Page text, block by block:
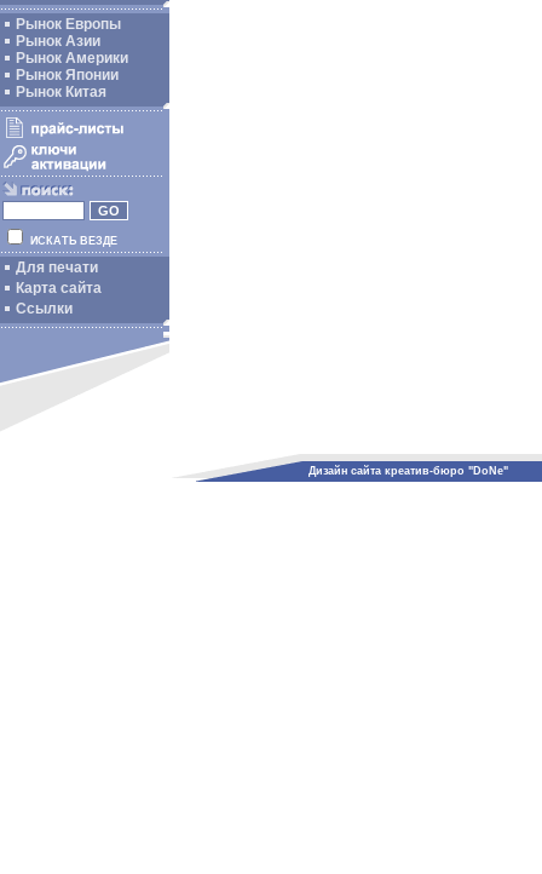
Рынок Европы
Рынок Азии
Рынок Америки
Рынок Японии
Рынок Китая
ИСКАТЬ ВЕЗДЕ
Для печати
Карта сайта
Ссылки
Дизайн сайта креатив-бюро "DoNe"